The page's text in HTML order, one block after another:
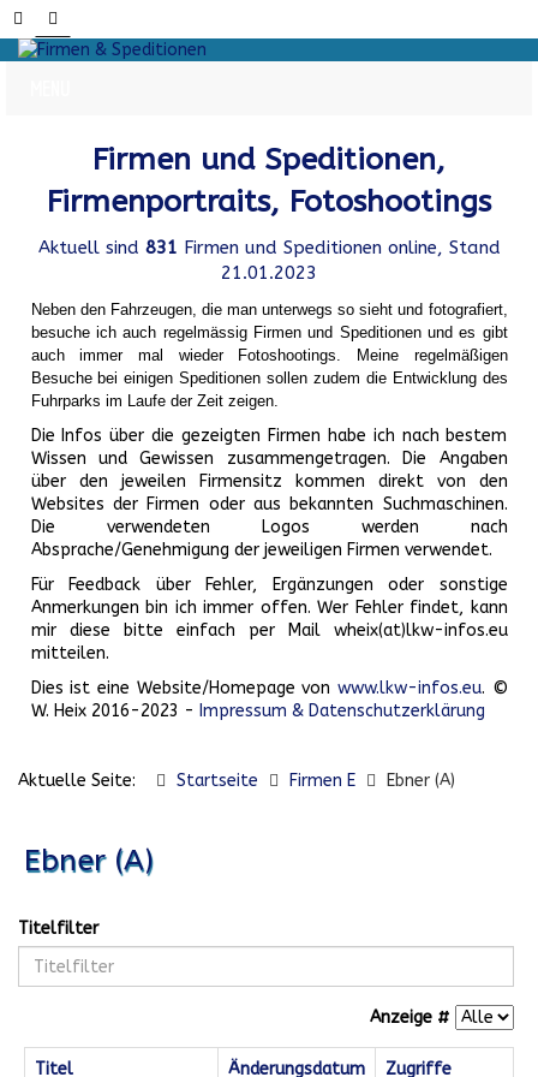
Firmen und Speditionen,
Firmenportraits, Fotoshootings
Aktuell sind 831 Firmen und Speditionen online, Stand
21.01.2023
Neben den Fahrzeugen, die man unterwegs so sieht und fotografiert,
besuche ich auch regelmässig Firmen und Speditionen und es gibt
auch immer mal wieder Fotoshootings.
Meine regelmäßigen
Besuche bei einigen Speditionen sollen zudem die Entwicklung des
Fuhrparks im Laufe der Zeit zeigen.
Die Infos über die gezeigten Firmen habe ich nach bestem
Wissen und Gewissen zusammengetragen. Die Angaben
über den jeweilen Firmensitz kommen direkt von den
Websites der Firmen oder aus bekannten Suchmaschinen.
Die verwendeten Logos werden nach
Absprache/Genehmigung der jeweiligen Firmen verwendet.
Für Feedback über Fehler, Ergänzungen oder sonstige
Anmerkungen bin ich immer offen. Wer Fehler findet, kann
mir diese bitte einfach per Mail wheix(at)lkw-infos.eu
mitteilen.
Dies ist eine Website/Homepage von www.lkw-infos.eu. ©
W. Heix 2016-2023 - Impressum & Datenschutzerklärung
Aktuelle Seite: Startseite Firmen E Ebner (A)
Ebner (A)
Titelfilter
Anzeige #
Titel Änderungsdatum Zugriffe